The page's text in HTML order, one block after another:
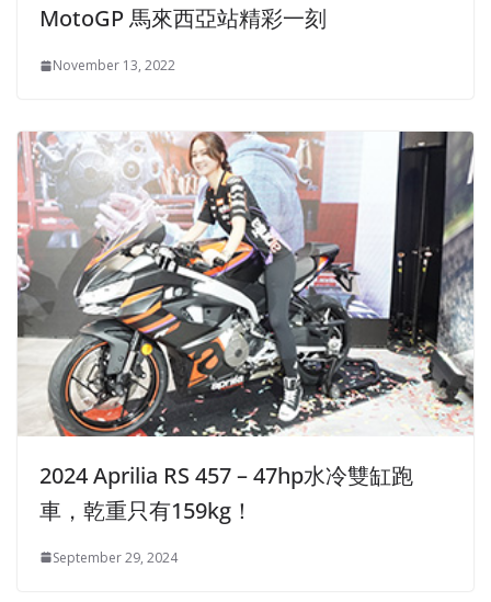
MotoGP 馬來西亞站精彩一刻
November 13, 2022
2024 Aprilia RS 457 – 47hp水冷雙缸跑
車，乾重只有159kg！
September 29, 2024